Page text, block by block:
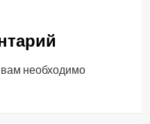
необходимо